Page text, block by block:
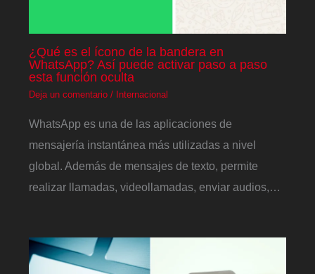
¿Qué es el ícono de la bandera en
WhatsApp? Así puede activar paso a paso
esta función oculta
Deja un comentario / Internacional
WhatsApp es una de las aplicaciones de
mensajería instantánea más utilizadas a nivel
global. Además de mensajes de texto, permite
realizar llamadas, videollamadas, enviar audios,…